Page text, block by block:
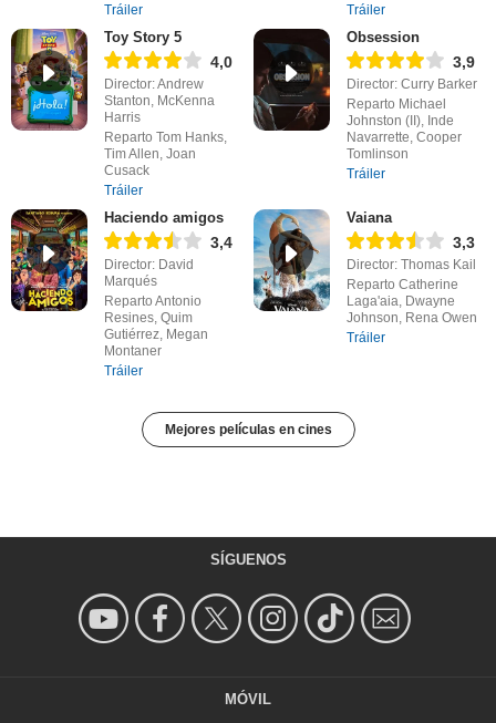
Tráiler
Tráiler
Toy Story 5
4,0
Director: Andrew
Stanton, McKenna
Harris
Reparto Tom Hanks,
Tim Allen, Joan
Cusack
Tráiler
Obsession
3,9
Director: Curry Barker
Reparto Michael
Johnston (II), Inde
Navarrette, Cooper
Tomlinson
Tráiler
Haciendo amigos
3,4
Director: David
Marqués
Reparto Antonio
Resines, Quim
Gutiérrez, Megan
Montaner
Tráiler
Vaiana
3,3
Director: Thomas Kail
Reparto Catherine
Laga'aia, Dwayne
Johnson, Rena Owen
Tráiler
Mejores películas en cines
SÍGUENOS
MÓVIL